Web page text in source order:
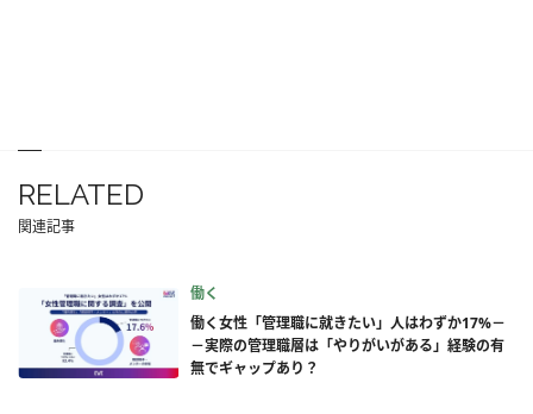
RELATED
関連記事
働く
働く女性「管理職に就きたい」人はわずか17%－
－実際の管理職層は「やりがいがある」経験の有
無でギャップあり？